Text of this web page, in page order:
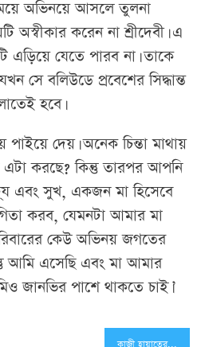
অভিনয়ে আসলে তুলনা
অস্বীকার করেন না শ্রীদেবী। এ
এড়িয়ে যেতে পারব না। তাকে
সে বলিউডে প্রবেশের সিদ্ধান্ত
হবে।
দেয়। অনেক চিন্তা মাথায়
করছে? কিন্তু তারপর আপনি
এবং সুখ, একজন মা হিসেবে
করব, যেমনটা আমার মা
কেউ অভিনয় জগতের
আমি এসেছি এবং মা আমার
জানভির পাশে থাকতে চাই।’